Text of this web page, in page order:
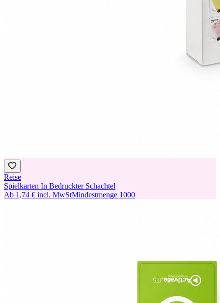
Reise
Spielkarten In Bedruckter Schachtel
Ab 1,74 € incl. MwStMindestmenge 1000